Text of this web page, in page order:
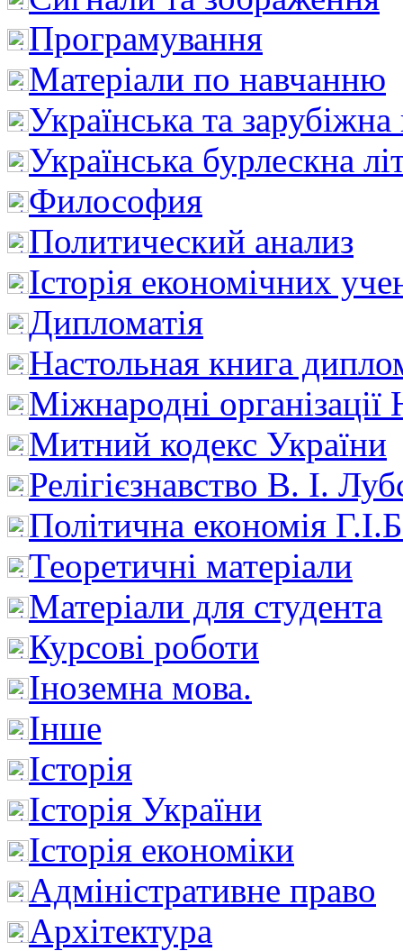
Програмування
Матеріали по навчанню
Українська та зарубіжна
Українська бурлескна
Философия
Политический анализ
Історія економічних
Дипломатія
Настольная книга
Міжнародні
Митний кодекс України
Релігієзнавство В. І.
Політична економія
Теоретичні матеріали
Матеріали для студента
Курсові роботи
Іноземна мова.
Інше
Історія
Історія України
Історія економіки
Адміністративне право
Архітектура